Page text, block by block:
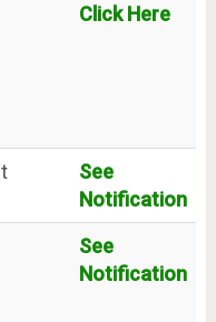
Click Here
See
Notification
See
Notification